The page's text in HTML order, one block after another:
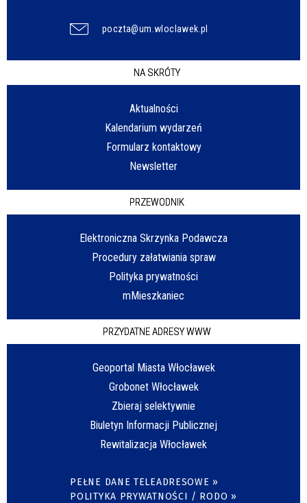
poczta@um.wloclawek.pl
NA SKRÓTY
Aktualności
Kalendarium wydarzeń
Formularz kontaktowy
Newsletter
PRZEWODNIK
Elektroniczna Skrzynka Podawcza
Procedury załatwiania spraw
Polityka prywatności
mMieszkaniec
PRZYDATNE ADRESY WWW
Geoportal Miasta Włocławek
Grobonet Włocławek
Zbieraj selektywnie
Biuletyn Informacji Publicznej
Rewitalizacja Włocławek
PEŁNE DANE TELEADRESOWE »
POLITYKA PRYWATNOŚCI / RODO »